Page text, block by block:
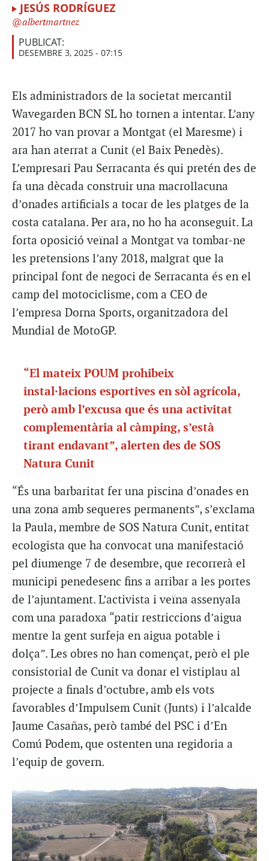
JESÚS RODRÍGUEZ
albertmartnez
PUBLICAT:
DESEMBRE 3, 2025 - 07:15
Els administradors de la societat mercantil
Wavegarden BCN SL ho tornen a intentar. L’any
2017 ho van provar a Montgat (el Maresme) i
ara han aterrat a Cunit (el Baix Penedès).
L’empresari Pau Serracanta és qui pretén des de
fa una dècada construir una macrollacuna
d’onades artificials a tocar de les platges de la
costa catalana. Per ara, no ho ha aconseguit. La
forta oposició veïnal a Montgat va tombar-ne
les pretensions l’any 2018, malgrat que la
principal font de negoci de Serracanta és en el
camp del motociclisme, com a CEO de
l’empresa Dorna Sports, organitzadora del
Mundial de MotoGP.
“El mateix POUM prohibeix
instal·lacions esportives en sòl agrícola,
però amb l’excusa que és una activitat
complementària al càmping, s’està
tirant endavant”, alerten des de SOS
Natura Cunit
“És una barbaritat fer una piscina d’onades en
una zona amb sequeres permanents”, s’exclama
la Paula, membre de SOS Natura Cunit, entitat
ecologista que ha convocat una manifestació
pel diumenge 7 de desembre, que recorrerà el
municipi penedesenc fins a arribar a les portes
de l’ajuntament. L’activista i veïna assenyala
com una paradoxa “patir restriccions d’aigua
mentre la gent surfeja en aigua potable i
dolça”. Les obres no han començat, però el ple
consistorial de Cunit va donar el vistiplau al
projecte a finals d’octubre, amb els vots
favorables d’Impulsem Cunit (Junts) i l’alcalde
Jaume Casañas, però també del PSC i d’En
Comú Podem, que ostenten una regidoria a
l’equip de govern.